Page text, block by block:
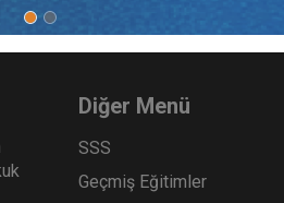
Diğer Menü
SSS
Geçmiş Eğitimler